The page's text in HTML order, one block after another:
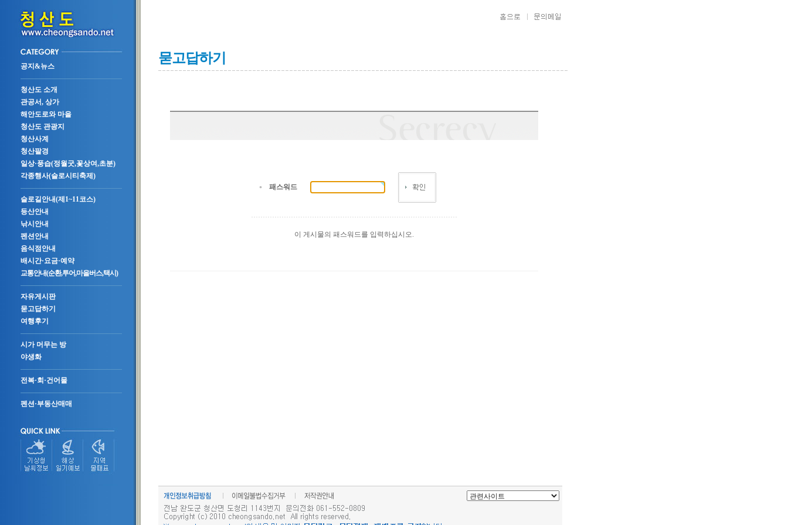
공지&뉴스
청산도 소개
관공서, 상가
해안도로와 마을
청산도 관광지
청산사계
청산팔경
일상·풍습(정월굿,꽃상여,초분)
각종행사(슬로시티축제)
슬로길안내(제1~11코스)
등산안내
낚시안내
펜션안내
음식점안내
배시간·요금·예약
교통안내(순환,투어,마을버스,택시)
자유게시판
묻고답하기
여행후기
시가 머무는 방
야생화
전복·회·건어물
펜션·부동산매매
묻고답하기
패스워드
이 게시물의 패스워드를 입력하십시오.